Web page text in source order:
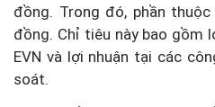
đồng. Trong đó, phần
đồng. Chỉ tiêu này bao gồm
EVN và lợi nhuận tại các
soát.